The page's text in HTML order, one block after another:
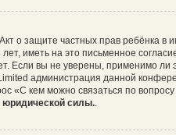
о защите частных прав ребёнка
иметь на это письменное
вы не уверены, применимо ли
администрация данной
«С кем можно связаться по
юридической силы..